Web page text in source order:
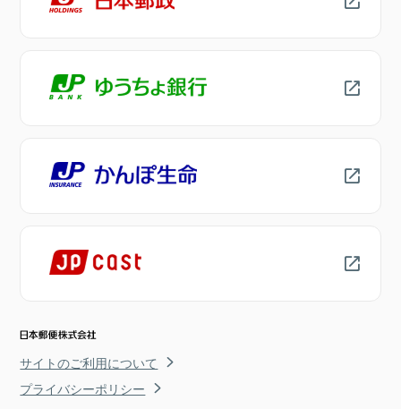
サイトのご利用について
プライバシーポリシー